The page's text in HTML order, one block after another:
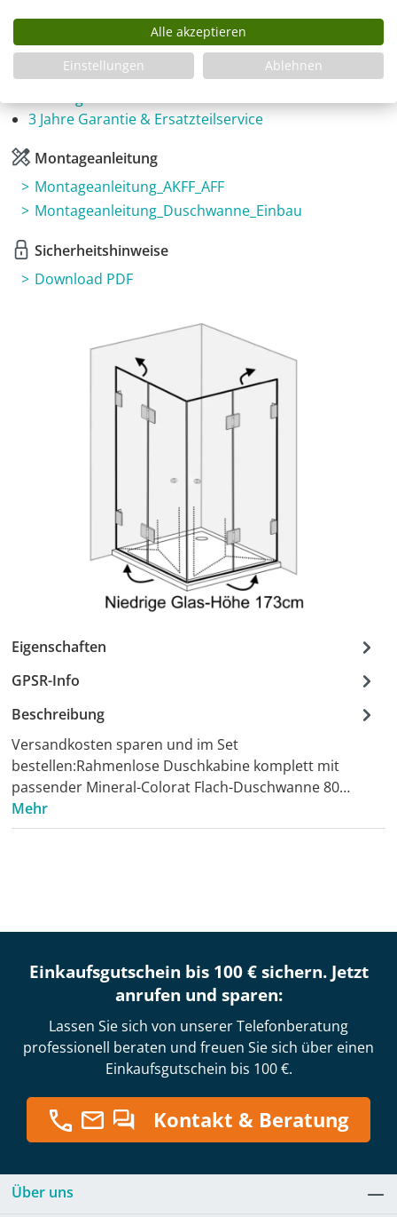
Infos
Fragen zum Artikel
3 Jahre Garantie & Ersatzteilservice
Montageanleitung
Montageanleitung_AKFF_AFF
Montageanleitung_Duschwanne_Einbau
Sicherheitshinweise
Download PDF
Eigenschaften
GPSR-Info
Beschreibung
Versandkosten sparen und im Set
bestellen:Rahmenlose Duschkabine komplett mit
passender Mineral-Colorat Flach-Duschwanne 80…
Mehr
Einkaufsgutschein bis 100 € sichern. Jetzt
anrufen und sparen:
Lassen Sie sich von unserer Telefonberatung
professionell beraten und freuen Sie sich über einen
Einkaufsgutschein bis 100 €.
Kontakt & Beratung
Über uns
Alle akzeptieren
Einstellungen
Ablehnen